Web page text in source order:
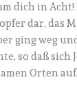
dich in
dar, das
ging weg
so daß
Orten